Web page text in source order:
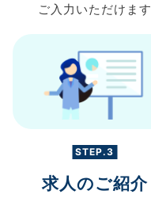
ご入力 いただけます
STEP.3
求人のご紹介